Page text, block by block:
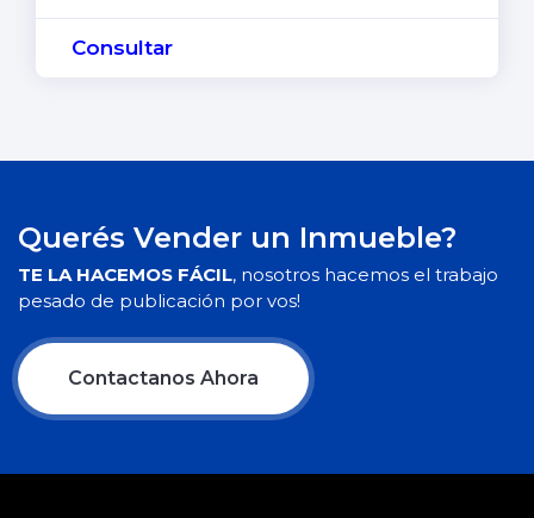
Consultar
Querés Vender un Inmueble?
TE LA HACEMOS FÁCIL, nosotros hacemos el trabajo
pesado de publicación por vos!
Contactanos Ahora